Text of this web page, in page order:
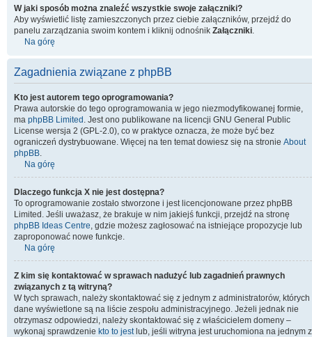
W jaki sposób można znaleźć wszystkie swoje załączniki?
Aby wyświetlić listę zamieszczonych przez ciebie załączników, przejdź do
panelu zarządzania swoim kontem i kliknij odnośnik Załączniki.
Na górę
Zagadnienia związane z phpBB
Kto jest autorem tego oprogramowania?
Prawa autorskie do tego oprogramowania w jego niezmodyfikowanej formie,
ma phpBB Limited . Jest ono publikowane na licencji GNU General Public
License wersja 2 (GPL-2.0), co w praktyce oznacza, że może być bez
ograniczeń dystrybuowane. Więcej na ten temat dowiesz się na stronie About
phpBB.
Na górę
Dlaczego funkcja X nie jest dostępna?
To oprogramowanie zostało stworzone i jest licencjonowane przez phpBB
Limited. Jeśli uważasz, że brakuje w nim jakiejś funkcji, przejdź na stronę
phpBB Ideas Centre, gdzie możesz zagłosować na istniejące propozycje lub
zaproponować nowe funkcje.
Na górę
Z kim się kontaktować w sprawach nadużyć lub zagadnień prawnych
związanych z tą witryną?
W tych sprawach, należy skontaktować się z jednym z administratorów, których
dane wyświetlone są na liście zespołu administracyjnego. Jeżeli jednak nie
otrzymasz odpowiedzi, należy skontaktować się z właścicielem domeny –
wykonaj sprawdzenie kto to jestlub, jeśli witryna jest uruchomiona na jednym z